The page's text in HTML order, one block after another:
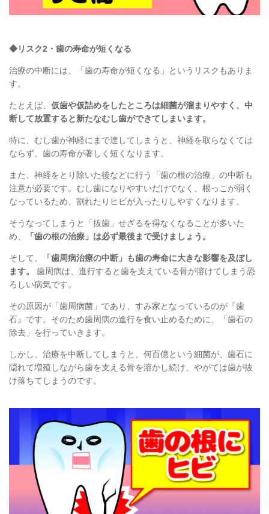
◆リスク2・歯の寿命が短くなる
治療の中断には、
「歯の寿命が短くなる」というリスクもありま
す。
たとえば、 仮歯や仮詰めをしたところは細菌が溜まりやすく、中
断して放置すると新たなむし歯ができてしまいます。
特に、むし歯が神経にまで達してしまうと、 神経を取らなくては
ならず、 歯の寿命が著しく短くなります。
また、神経をとり除いた後などに行う
「歯の根の治療」の中断も
注意が必要です。 むし歯になりやすいだけでなく、 根っこが弱く
なっているため、 割れたりヒビが入ったりしやすくなります。
そうなってしまうと 「抜歯」せざるを得なくなることが多いた
め
「歯の根の治療」は必ず最後まで受けましょう。
そして、 「歯周病治療の中断」も歯の寿命に大きな影響を及ぼし
ます。
歯周病は、進行すると歯を支えている骨が溶けてしまう恐
ろしい病気です。
その原因が「歯周病菌」であり、 すみ家となっているのが『歯
石』です。 そのため歯周病の進行を食い止めるために、
「歯石の
除去」を行っていきます。
しかし、治療を中断してしまうと、 何百億という細菌が、 歯石に
隠れて増殖しながら歯を支える骨を溶かし続け、 やがては歯が抜
け落ちてしまうのです。